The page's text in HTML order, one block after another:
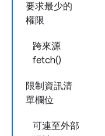
要求最少的
權限
跨來源
fetch()
限制資訊清
單欄位
可連至外部